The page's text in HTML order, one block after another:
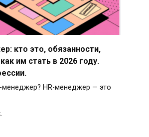
кто это, обязанности,
им стать в 2026 году.
менеджер? HR-менеджер — это